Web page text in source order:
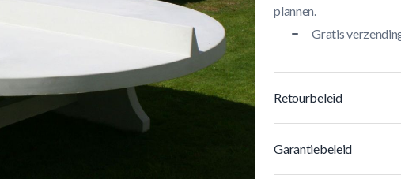
plannen.
Gratis
Retourbeleid
Garantiebeleid